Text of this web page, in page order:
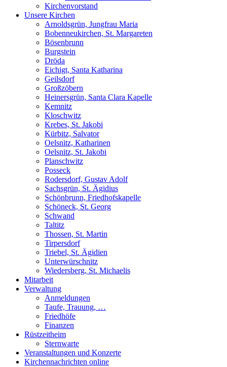
Kirchenvorstand
Unsere Kirchen
Arnoldsgrün, Jungfrau Maria
Bobenneukirchen, St. Margareten
Bösenbrunn
Burgstein
Dröda
Eichigt, Santa Katharina
Geilsdorf
Großzöbern
Heinersgrün, Santa Clara Kapelle
Kemnitz
Kloschwitz
Krebes, St. Jakobi
Kürbitz, Salvator
Oelsnitz, Katharinen
Oelsnitz, St. Jakobi
Planschwitz
Posseck
Rodersdorf, Gustav Adolf
Sachsgrün, St. Ägidius
Schönbrunn, Friedhofskapelle
Schöneck, St. Georg
Schwand
Taltitz
Thossen, St. Martin
Tirpersdorf
Triebel, St. Ägidien
Unterwürschnitz
Wiedersberg, St. Michaelis
Mitarbeit
Verwaltung
Anmeldungen
Taufe, Trauung, …
Friedhöfe
Finanzen
Rüstzeitheim
Sternwarte
Veranstaltungen und Konzerte
Kirchennachrichten online